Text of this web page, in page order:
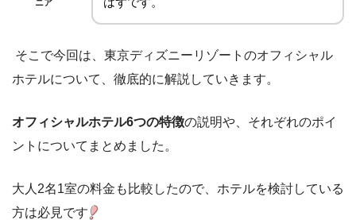
ニア
そこで今回は、東京ディズニーリゾートのオフィシャル
ホテルについて、徹底的に解説していきます。
オフィシャルホテル6つの特徴の説明や、それぞれのポイ
ントについてまとめました。
大人2名1室の料金も比較したので、ホテルを検討している
方は必見です